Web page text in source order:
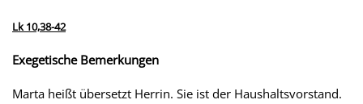
Lk 10,38-42
Exegetische Bemerkungen
Marta heißt übersetzt Herrin. Sie ist der Haushaltsvorstand.